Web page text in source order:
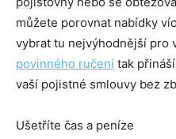
můžete porovnat nabídky
vybrat tu nejvýhodnější pro
povinného ručení tak
vaší pojistné smlouvy bez
Ušetříte čas a peníze